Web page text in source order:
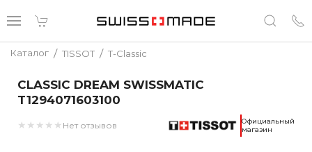
Каталог / TISSOT / T-Classic
CLASSIC DREAM SWISSMATIC
T1294071603100
★ ★ ★ ★ ★ Нет отзывов
Официальный
магазин